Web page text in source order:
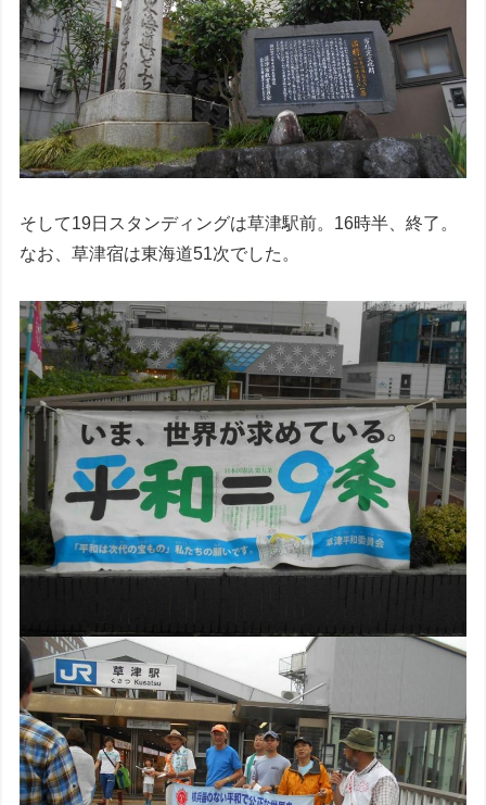
そして19日スタンディングは草津駅前。16時半、終了。
なお、草津宿は東海道51次でした。